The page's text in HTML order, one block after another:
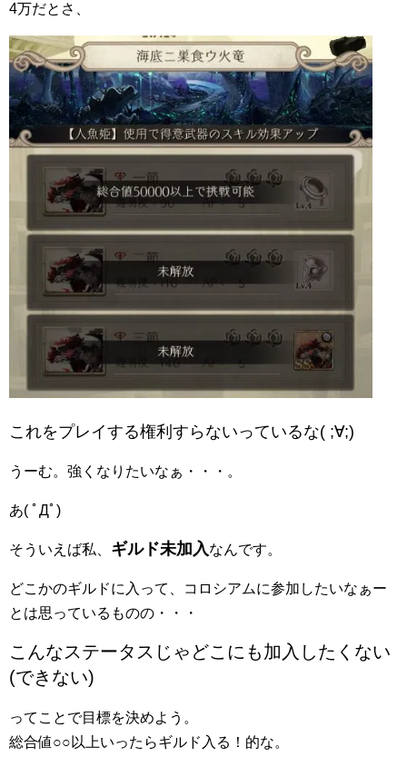
4万だとさ、
これをプレイする権利すらないっているな( ;∀;)
うーむ。強くなりたいなぁ・・・。
あ( ﾟДﾟ)
そういえば私、 ギルド未加入なんです。
どこかのギルドに入って、コロシアムに参加したいなぁー
とは思っているものの・・・
こんなステータスじゃどこにも加入したくない
(できない)
ってことで目標を決めよう。
総合値○○以上いったらギルド入る！的な。